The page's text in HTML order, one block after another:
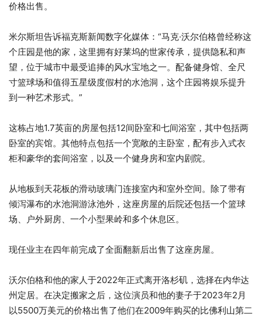
价格出售。
米尔斯坦告诉福克斯新闻数字化媒体：“马克·沃尔伯格曾经称这
个庄园是他的家，这里拥有好莱坞的世家传承，提供隐私和声
望，位于城市中最受追捧的风水宝地之一。配备健身馆、全尺
寸篮球场和值得五星级度假村的水池洞，这个庄园将娱乐提升
到一种艺术形式。”
这栋占地1.7英亩的房屋包括12间卧室和七间浴室，其中包括两
卧室的宾馆。其他特点包括一个宽敞的主卧室，配有步入式衣
柜和豪华的套间浴室，以及一个健身房和室内剧院。
从地板到天花板的滑动玻璃门连接室内和室外空间。除了带有
倾泻瀑布的水池洞游泳池外，这座房屋的后院还包括一个篮球
场、户外厨房、一个小型果岭和多个休息区。
现任业主在四年前完成了全面翻新后出售了这座房屋。
沃尔伯格和他的家人于2022年正式离开洛杉矶，选择在内华达
州定居。在决定搬家之后，这位演员和他的妻子于2023年2月
以5500万美元的价格出售了他们在2009年购买的比佛利山第二